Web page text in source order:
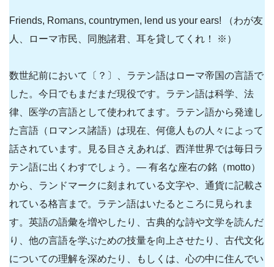
Friends, Romans, countrymen, lend us your ears! （わが友
人、ローマ市民、同胞諸君、耳を貸してくれ！ ※）
数世紀前において〔？〕、ラテン語はローマ帝国の言語で
した。今日でもまだまだ現役です。ラテン語は科学、法
律、医学の言語として使われてます。ラテン語から発達し
た言語（ロマンス諸語）は現在、何億人もの人々によって
話されています。見る目さえあれば、西洋世界では毎日ラ
テン語に出くわすでしょう。― 有名な座右の銘（motto）
から、ランドマークに刻まれている文字や、通貨に記載さ
れている格言まで。ラテン語はいたるところに見られま
す。英語の語彙を増やしたり、古典的な詩や文学を読んだ
り、他の言語を学ぶための技量を向上させたり、古代文化
についての理解を深めたり、もしくは、心の中に住んでい